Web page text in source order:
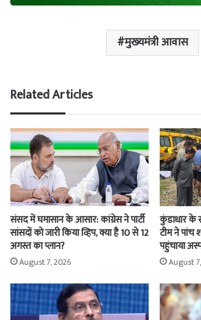
मुख्‍यमंत्री आवास
Related Articles
संसद में घमासान के आसार: कांग्रेस ने पार्टी
सांसदों को जारी किया व्हिप, क्या है 10 से 12
अगस्त का प्लान?
August 7, 2026
कुंडाधार के
टीम ने पांच
पहुंचाया
August